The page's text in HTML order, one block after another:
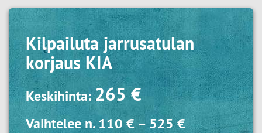
Kilpailutajarrusatulan
korjaus KIA
Keskihinta:265 €
Vaihtelee n.110 €– 525 €